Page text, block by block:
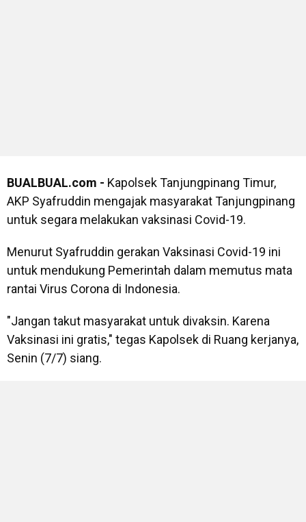
BUALBUAL.com - Kapolsek Tanjungpinang Timur,
AKP Syafruddin mengajak masyarakat Tanjungpinang
untuk segara melakukan vaksinasi Covid-19.
Menurut Syafruddin gerakan Vaksinasi Covid-19 ini
untuk mendukung Pemerintah dalam memutus mata
rantai Virus Corona di Indonesia.
"Jangan takut masyarakat untuk divaksin. Karena
Vaksinasi ini gratis," tegas Kapolsek di Ruang kerjanya,
Senin (7/7) siang.